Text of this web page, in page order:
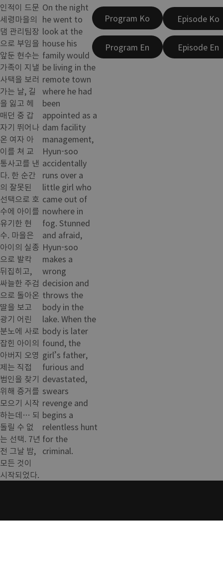
인적이 드문
세령마을의
댐 관리팀장
으로 부임을
앞둔 현수는
가족이 지낼
사택을 보러
가는 날, 길
을 잃고 헤
매던 중 갑
자기 뛰어나
온 여자 아
이를 쳐 교
통사고를 낸
다. 한 순간
의 잘못된
선택으로 호
수에 아이를
유기한 현
수. 마을은
아이의 실종
으로 발칵
뒤집히고,
싸늘한 주검
으로 돌아온
딸을 보고
광기 어린
분노에 사로
잡힌 아이의
아버지 오영
제는 직접
범인을 찾기
위해 증거를
모으기 시작
하는데… 되
돌릴 수 없
는 선택. 7년
전 그날 밤,
모든 것이
시작되었다.
On the night
he went to
look at the
house his
family would
be living in the
remote town
where he had
been
appointed as a
dam facility
management,
Hyun-soo
accidentally
runs over a
little girl who
came out of
nowhere in
fog. Stunned
and afraid,
Hyun-soo
makes a
wrong
decision and
throws the
body in the
lake. When the
body is later
found, the
girl’s father,
furious and
devastated,
swears
revenge and
begins a
relentless hunt
for the
criminal.
Program Ko
Program En
Episode Ko
Episode En